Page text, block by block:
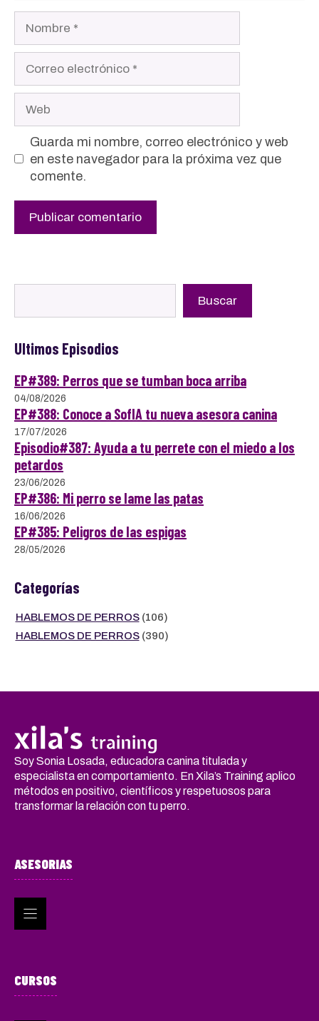
electrónico
Guarda mi nombre, correo electrónico y web
en este navegador para la próxima vez que
comente.
Buscar
Ultimos Episodios
EP#389: Perros que se tumban boca arriba
04/08/2026
EP#388: Conoce a SofIA tu nueva asesora canina
17/07/2026
Episodio#387: Ayuda a tu perrete con el miedo a los
petardos
23/06/2026
EP#386: Mi perro se lame las patas
16/06/2026
EP#385: Peligros de las espigas
28/05/2026
Categorías
HABLEMOS DE PERROS(106)
HABLEMOS DE PERROS(390)
Soy Sonia Losada, educadora canina titulada y
especialista en comportamiento. En Xila’s Training aplico
métodos en positivo, científicos y respetuosos para
transformar la relación con tu perro.
ASESORIAS
CURSOS